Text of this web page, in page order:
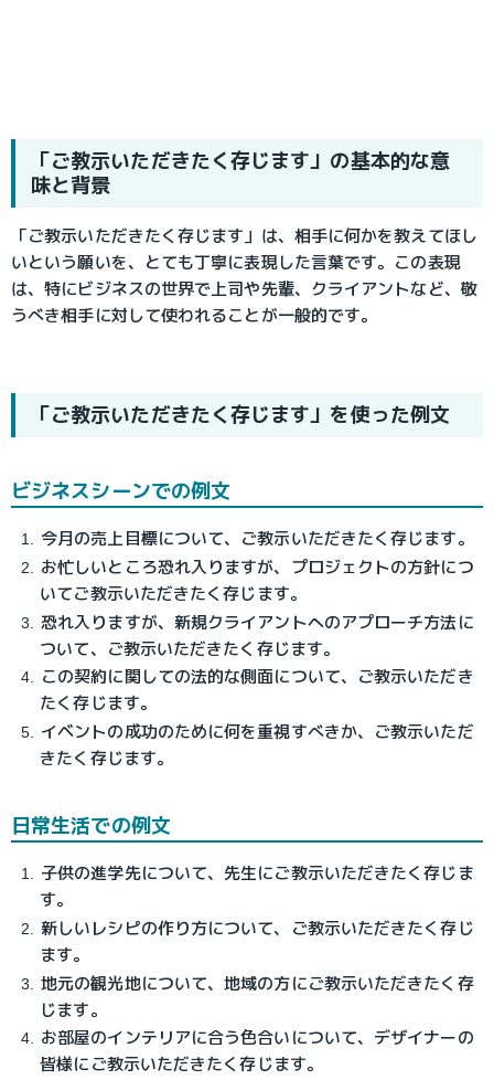
「ご教示いただきたく存じます」の基本的な意
味と背景
「ご教示いただきたく存じます」は、相手に何かを教えてほし
いという願いを、とても丁寧に表現した言葉です。この表現
は、特にビジネスの世界で上司や先輩、クライアントなど、敬
うべき相手に対して使われることが一般的です。
「ご教示いただきたく存じます」を使った例文
ビジネスシーンでの例文
今月の売上目標について、ご教示いただきたく存じます。
お忙しいところ恐れ入りますが、プロジェクトの方針につ
いてご教示いただきたく存じます。
恐れ入りますが、新規クライアントへのアプローチ方法に
ついて、ご教示いただきたく存じます。
この契約に関しての法的な側面について、ご教示いただき
たく存じます。
イベントの成功のために何を重視すべきか、ご教示いただ
きたく存じます。
日常生活での例文
子供の進学先について、先生にご教示いただきたく存じま
す。
新しいレシピの作り方について、ご教示いただきたく存じ
ます。
地元の観光地について、地域の方にご教示いただきたく存
じます。
お部屋のインテリアに合う色合いについて、デザイナーの
皆様にご教示いただきたく存じます。